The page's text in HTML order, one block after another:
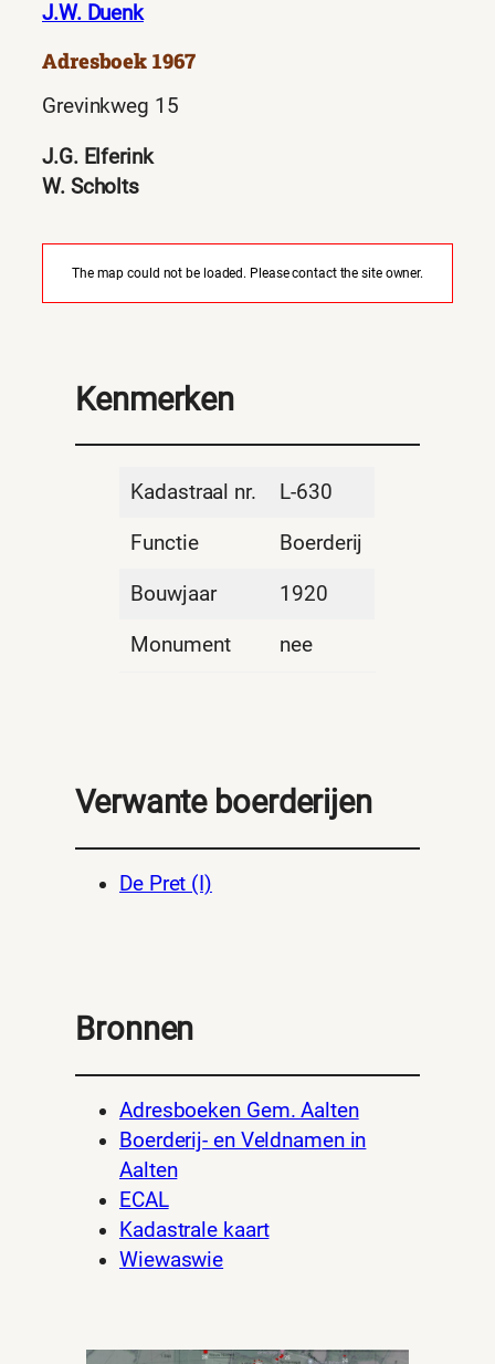
J.W. Duenk
Adresboek 1967
Grevinkweg 15
J.G. Elferink
W. Scholts
The map could not be loaded. Please contact the site owner.
Kenmerken
Kadastraal nr. L-630
Functie Boerderij
Bouwjaar 1920
Monument nee
Verwante boerderijen
De Pret (I)
Bronnen
Adresboeken Gem. Aalten
Boerderij- en Veldnamen in
Aalten
ECAL
Kadastrale kaart
Wiewaswie